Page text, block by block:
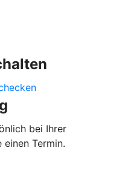
bei Ihrer
Termin.